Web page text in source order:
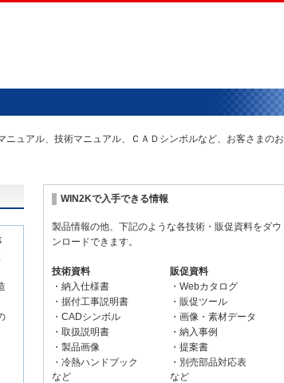
ュアル、技術マニュアル、ＣＡＤシンボルなど、お客さまのお
WIN2Kで入手できる情報
製品情報の他、下記のような各技術・販促資料をダウ
ンロードできます。
技術資料
・納入仕様書
・据付工事説明書
・CADシンボル
・取扱説明書
・製品画像
・冷熱ハンドブック
など
販促資料
・Webカタログ
・販促ツール
・画像・素材データ
・納入事例
・提案書
・別売部品対応表
など